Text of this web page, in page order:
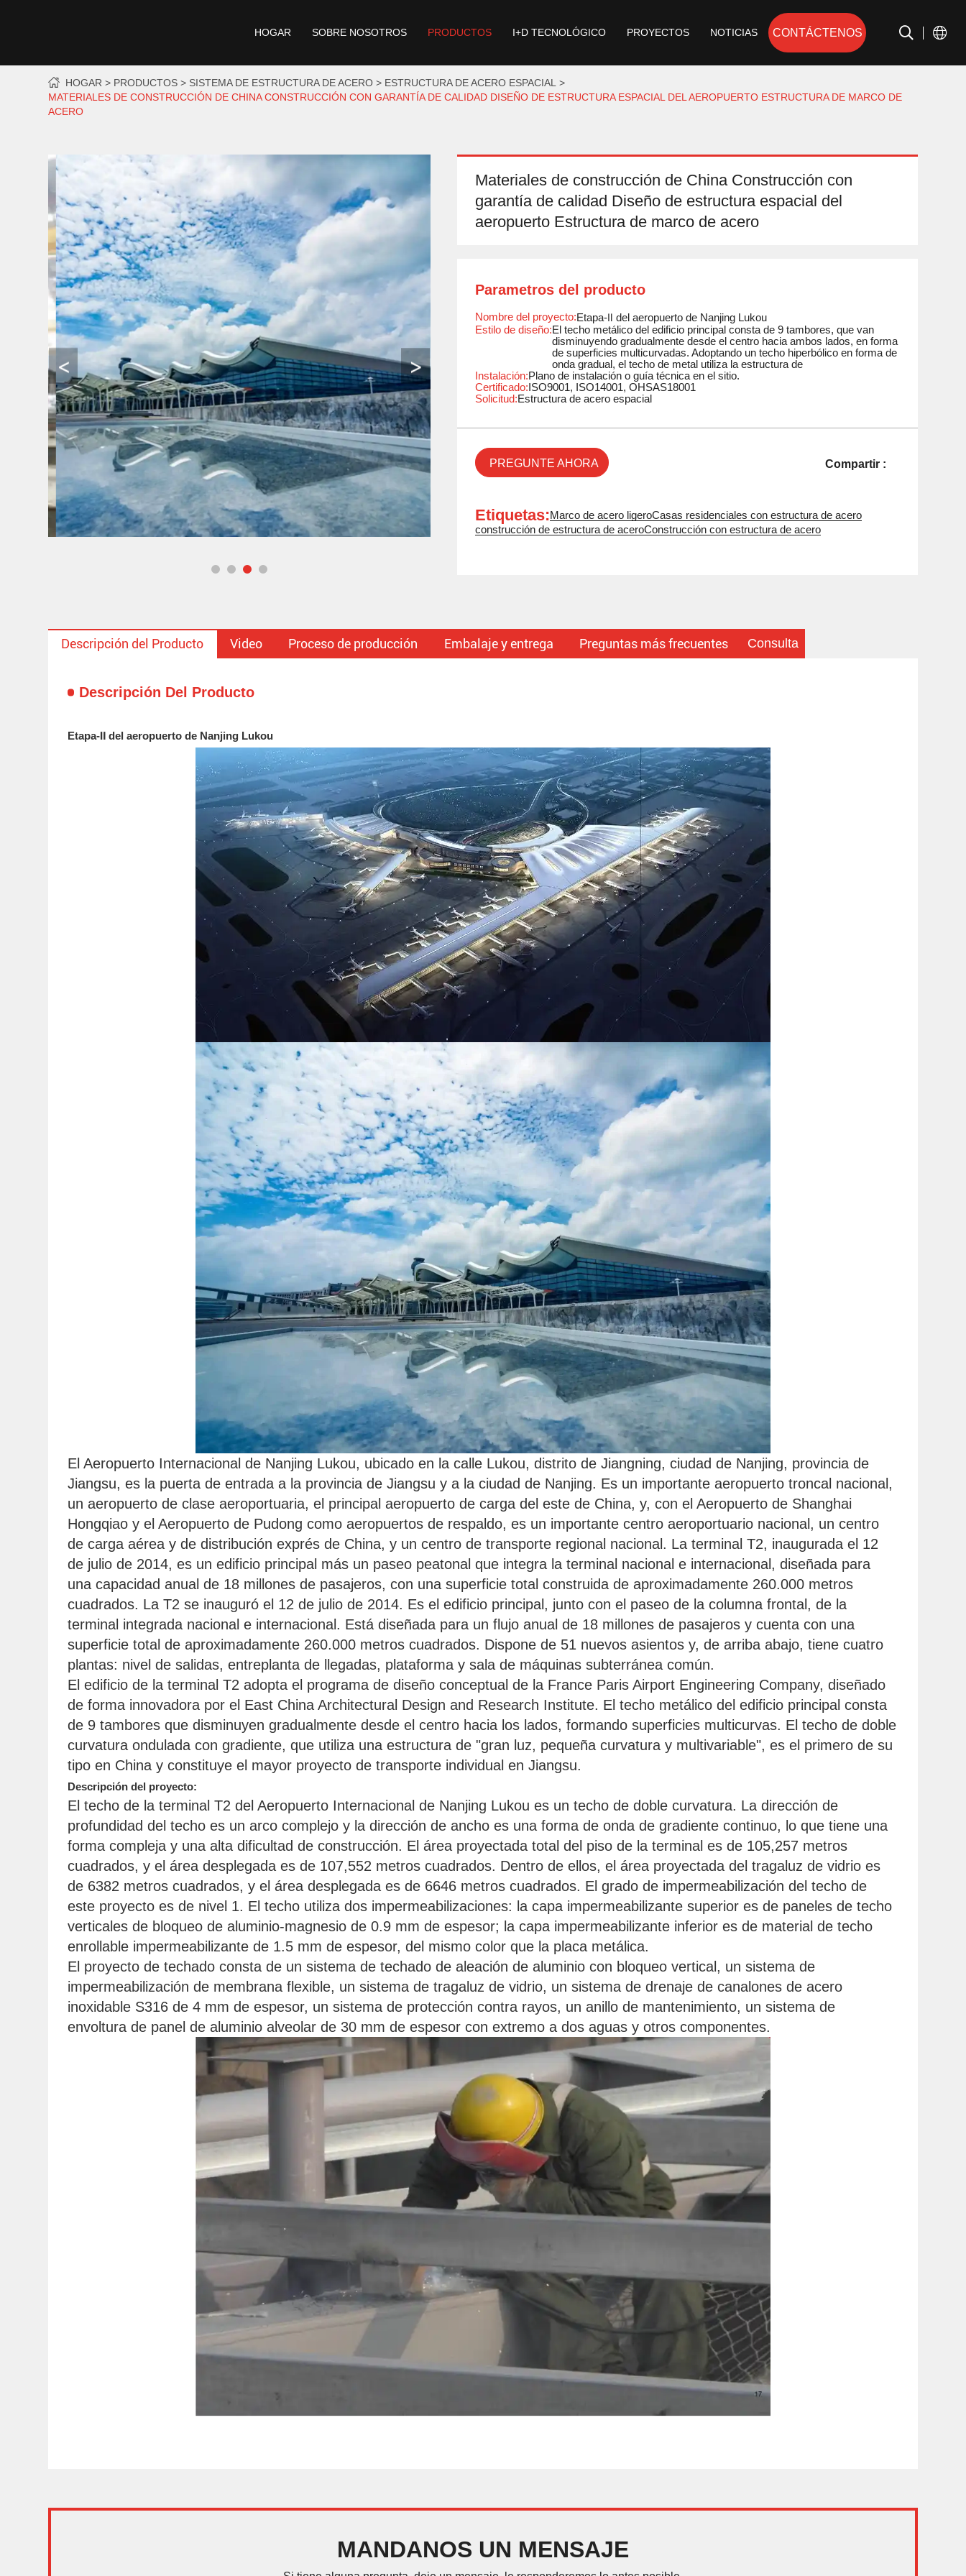
HOGAR SOBRE NOSOTROS PRODUCTOS I+D TECNOLÓGICO PROYECTOS NOTICIAS CONTÁCTENOS
HOGAR PRODUCTOS SISTEMA DE ESTRUCTURA DE ACERO
ESTRUCTURA DE ACERO ESPACIAL
MATERIALES DE CONSTRUCCIÓN DE CHINA CONSTRUCCIÓN CON GARANTÍA DE CALIDAD DISEÑO DE ESTRUCTURA ESPACIAL DEL AEROPUERTO ESTRUCTURA DE MARCO DE
ACERO
Materiales de construcción de China Construcción con
garantía de calidad Diseño de estructura espacial del
aeropuerto Estructura de marco de acero
Parametros del producto
Nombre del proyecto:Etapa-Ⅱ del aeropuerto de Nanjing Lukou
Estilo de diseño:El techo metálico del edificio principal consta de 9 tambores, que van
disminuyendo gradualmente desde el centro hacia ambos lados, en forma
de superficies multicurvadas. Adoptando un techo hiperbólico en forma de
onda gradual, el techo de metal utiliza la estructura de
Instalación:Plano de instalación o guía técnica en el sitio.
Certificado: ISO9001, ISO14001, OHSAS18001
Solicitud:Estructura de acero espacial
PREGUNTE AHORA Compartir :
Etiquetas:Marco de acero ligeroCasas residenciales con estructura de acero
construcción de estructura de aceroConstrucción con estructura de acero
Descripción del Producto Video Proceso de producción Embalaje y entrega Preguntas más frecuentes Consulta
Descripción Del Producto
Etapa-Ⅱ del aeropuerto de Nanjing Lukou
El Aeropuerto Internacional de Nanjing Lukou, ubicado en la calle Lukou, distrito de Jiangning, ciudad de Nanjing, provincia de
Jiangsu, es la puerta de entrada a la provincia de Jiangsu y a la ciudad de Nanjing. Es un importante aeropuerto troncal nacional,
un aeropuerto de clase aeroportuaria, el principal aeropuerto de carga del este de China, y, con el Aeropuerto de Shanghai
Hongqiao y el Aeropuerto de Pudong como aeropuertos de respaldo, es un importante centro aeroportuario nacional, un centro
de carga aérea y de distribución exprés de China, y un centro de transporte regional nacional. La terminal T2, inaugurada el 12
de julio de 2014, es un edificio principal más un paseo peatonal que integra la terminal nacional e internacional, diseñada para
una capacidad anual de 18 millones de pasajeros, con una superficie total construida de aproximadamente 260.000 metros
cuadrados. La T2 se inauguró el 12 de julio de 2014. Es el edificio principal, junto con el paseo de la columna frontal, de la
terminal integrada nacional e internacional. Está diseñada para un flujo anual de 18 millones de pasajeros y cuenta con una
superficie total de aproximadamente 260.000 metros cuadrados. Dispone de 51 nuevos asientos y, de arriba abajo, tiene cuatro
plantas: nivel de salidas, entreplanta de llegadas, plataforma y sala de máquinas subterránea común.
El edificio de la terminal T2 adopta el programa de diseño conceptual de la France Paris Airport Engineering Company, diseñado
de forma innovadora por el East China Architectural Design and Research Institute. El techo metálico del edificio principal consta
de 9 tambores que disminuyen gradualmente desde el centro hacia los lados, formando superficies multicurvas. El techo de doble
curvatura ondulada con gradiente, que utiliza una estructura de "gran luz, pequeña curvatura y multivariable", es el primero de su
tipo en China y constituye el mayor proyecto de transporte individual en Jiangsu.
Descripción del proyecto:
El techo de la terminal T2 del Aeropuerto Internacional de Nanjing Lukou es un techo de doble curvatura. La dirección de
profundidad del techo es un arco complejo y la dirección de ancho es una forma de onda de gradiente continuo, lo que tiene una
forma compleja y una alta dificultad de construcción. El área proyectada total del piso de la terminal es de 105,257 metros
cuadrados, y el área desplegada es de 107,552 metros cuadrados. Dentro de ellos, el área proyectada del tragaluz de vidrio es
de 6382 metros cuadrados, y el área desplegada es de 6646 metros cuadrados. El grado de impermeabilización del techo de
este proyecto es de nivel 1. El techo utiliza dos impermeabilizaciones: la capa impermeabilizante superior es de paneles de techo
verticales de bloqueo de aluminio-magnesio de 0.9 mm de espesor; la capa impermeabilizante inferior es de material de techo
enrollable impermeabilizante de 1.5 mm de espesor, del mismo color que la placa metálica.
El proyecto de techado consta de un sistema de techado de aleación de aluminio con bloqueo vertical, un sistema de
impermeabilización de membrana flexible, un sistema de tragaluz de vidrio, un sistema de drenaje de canalones de acero
inoxidable S316 de 4 mm de espesor, un sistema de protección contra rayos, un anillo de mantenimiento, un sistema de
envoltura de panel de aluminio alveolar de 30 mm de espesor con extremo a dos aguas y otros componentes.
MANDANOS UN MENSAJE